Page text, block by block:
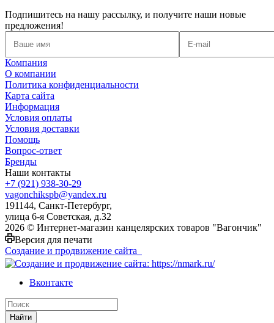
Подпишитесь на нашу рассылку, и получите наши новые
предложения!
Компания
О компании
Политика конфиденциальности
Карта сайта
Информация
Условия оплаты
Условия доставки
Помощь
Вопрос-ответ
Бренды
Наши контакты
+7 (921) 938-30-29
vagonchikspb@yandex.ru
191144, Санкт-Петербург,
улица 6-я Советская, д.32
2026 © Интернет-магазин канцелярских товаров "Вагончик"
Версия для печати
Создание и продвижение сайта
Вконтакте
Найти